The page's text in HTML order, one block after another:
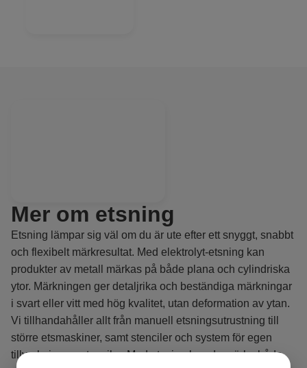
Mer om etsning
Etsning lämpar sig väl om du är ute efter ett snyggt, snabbt
och flexibelt märkresultat. Med elektrolyt-etsning kan
produkter av metall märkas på både plana och cylindriska
ytor. Märkningen ger detaljrika och beständiga märkningar
i svart eller vitt med hög kvalitet, utan deformation av ytan.
Vi tillhandahåller allt från manuell etsningsutrustning till
större etsmaskiner, samt stenciler och system för egen
tillverkning av stenciler. Med etsning kan du märka båda